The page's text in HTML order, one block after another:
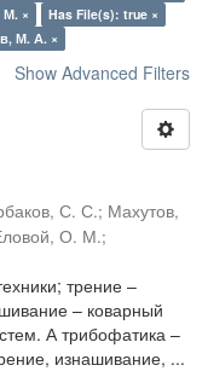
×
Has File(s): true ×
М. А. ×
Show Advanced Filters
С. С.; Махутов,
О. М.;
трение –
– коварный
А трибофатика –
изнашивание, ...